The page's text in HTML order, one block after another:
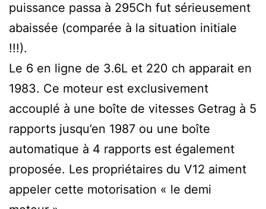
puissance passa à 295Ch fut sérieusement
abaissée (comparée à la situation initiale
!!!).
Le 6 en ligne de 3.6L et 220 ch apparait en
1983. Ce moteur est exclusivement
accouplé à une boîte de vitesses Getrag à 5
rapports jusqu’en 1987 ou une boîte
automatique à 4 rapports est également
proposée. Les propriétaires du V12 aiment
appeler cette motorisation « le demi